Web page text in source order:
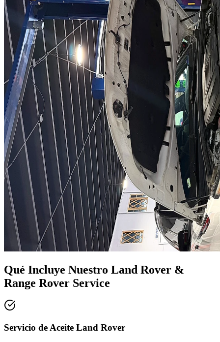
Qué Incluye Nuestro Land Rover &
Range Rover Service
Servicio de Aceite Land Rover